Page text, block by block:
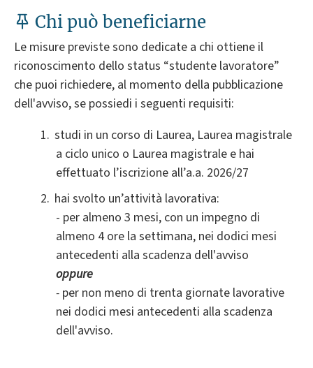
Chi può beneficiarne
Le misure previste sono dedicate a chi ottiene il
riconoscimento dello status “studente lavoratore”
che puoi richiedere, al momento della pubblicazione
dell'avviso, se possiedi i seguenti requisiti:
studi in un corso di Laurea, Laurea magistrale
a ciclo unico o Laurea magistrale e hai
effettuato l’iscrizione all’a.a. 2026/27
hai svolto un’attività lavorativa:
- per almeno 3 mesi, con un impegno di
almeno 4 ore la settimana, nei dodici mesi
antecedenti alla scadenza dell'avviso
oppure
- per non meno di trenta giornate lavorative
nei dodici mesi antecedenti alla scadenza
dell'avviso.